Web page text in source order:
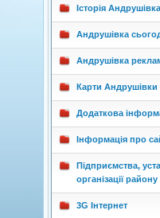
Історія Андрушівка
Андрушівка
Андрушівка
Карти Андрушівки
Додаткова
Інформація про
Підприємства,
організації району
3G Інтернет